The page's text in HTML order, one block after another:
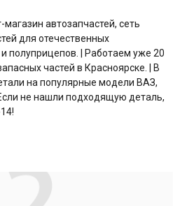
автозапчастей, сеть
для отечественных
полуприцепов. | Работаем уже 20
частей в Красноярске. | В
на популярные модели ВАЗ,
не нашли подходящую деталь,